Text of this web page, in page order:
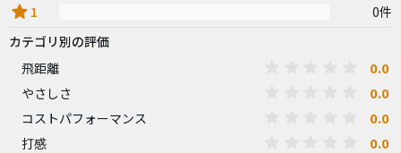
star 1
0件
カテゴリ別の評価
飛距離
0.0
やさしさ 0.0
コストパフォーマンス 0.0
打感 0.0